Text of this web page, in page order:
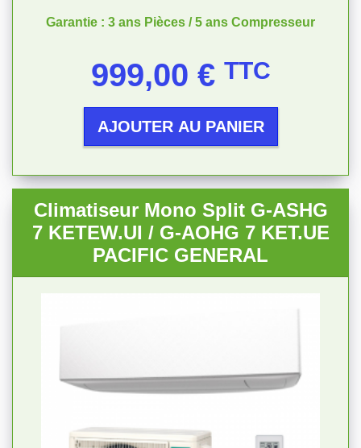
Garantie : 3 ans Pièces / 5 ans Compresseur
999,00 € TTC
AJOUTER AU PANIER
Climatiseur Mono Split G-ASHG
7 KETEW.UI / G-AOHG 7 KET.UE
PACIFIC GENERAL